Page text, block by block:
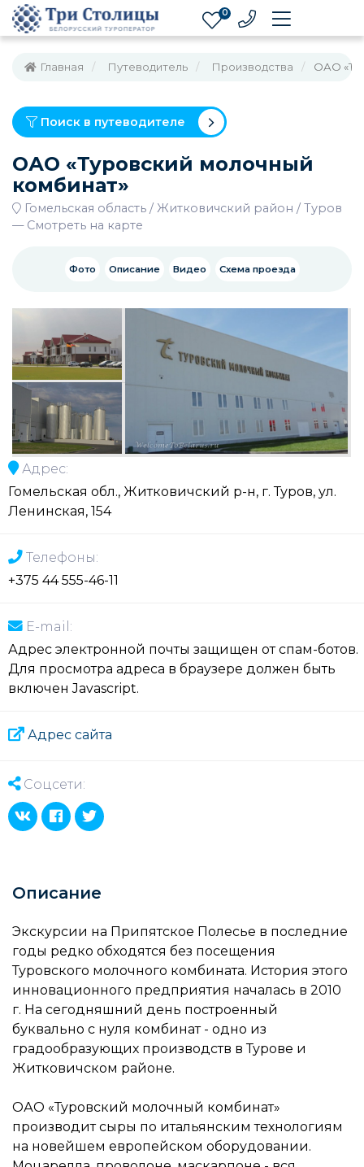
0
Главная Путеводитель Производства ОАО
Поиск в путеводителе
ОАО «Туровский молочный
комбинат»
Гомельская область Житковичский район
Туров
— Смотреть на карте
Фото Описание Видео Схема проезда
Адрес:
Гомельская обл., Житковичский р-н, г. Туров, ул.
Ленинская, 154
Телефоны:
+375 44 555-46-11
E-mail:
Адрес электронной почты защищен от спам-ботов.
Для просмотра адреса в браузере должен быть
включен Javascript.
Адрес сайта
Соцсети:
Описание
Экскурсии на Припятское Полесье в последние
годы редко обходятся без посещения
Туровского молочного комбината. История этого
инновационного предприятия началась в 2010
г. На сегодняшний день построенный
буквально с нуля комбинат - одно из
градообразующих производств в Турове и
Житковичском районе.
ОАО «Туровский молочный комбинат»
производит сыры по итальянским технологиям
на новейшем европейском оборудовании.